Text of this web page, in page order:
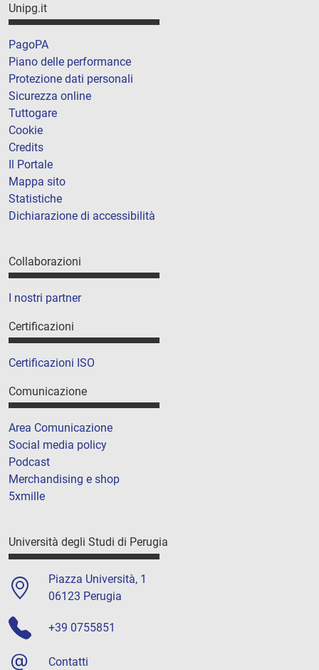
Unipg.it
PagoPA
Piano delle performance
Protezione dati personali
Sicurezza online
Tuttogare
Cookie
Credits
Il Portale
Mappa sito
Statistiche
Dichiarazione di accessibilità
Collaborazioni
I nostri partner
Certificazioni
Certificazioni ISO
Comunicazione
Area Comunicazione
Social media policy
Podcast
Merchandising e shop
5xmille
Università degli Studi di Perugia
Piazza Università, 1
06123 Perugia
+39 0755851
Contatti